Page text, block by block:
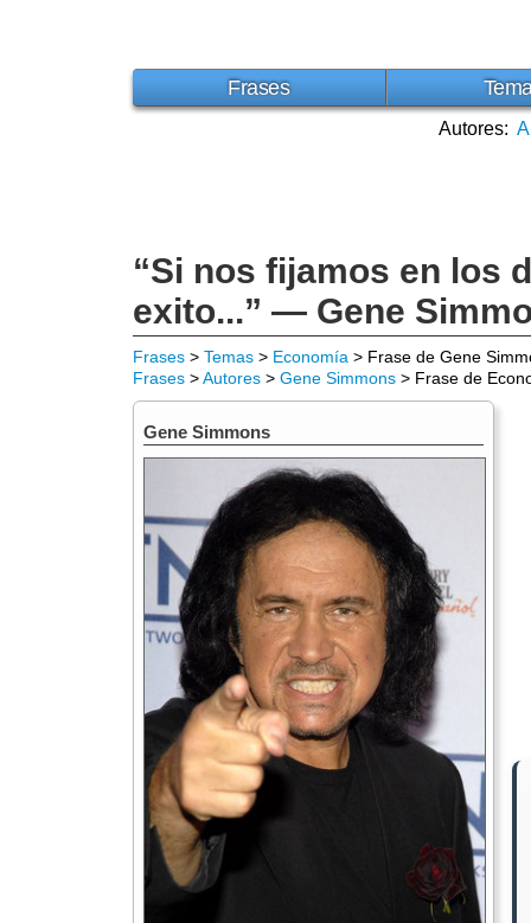
Frases
Autores: A
“Si nos fijamos en los
exito...” — Gene
Frases > Temas > Economía > Frase de Gene
Frases >Autores > Gene Simmons > Frase de
Gene Simmons